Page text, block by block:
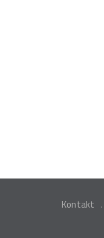
Kontakt